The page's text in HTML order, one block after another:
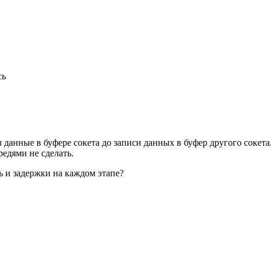
в буфере сокета до записи данных в буфер другого
не сделать.
и задержки на каждом этапе?